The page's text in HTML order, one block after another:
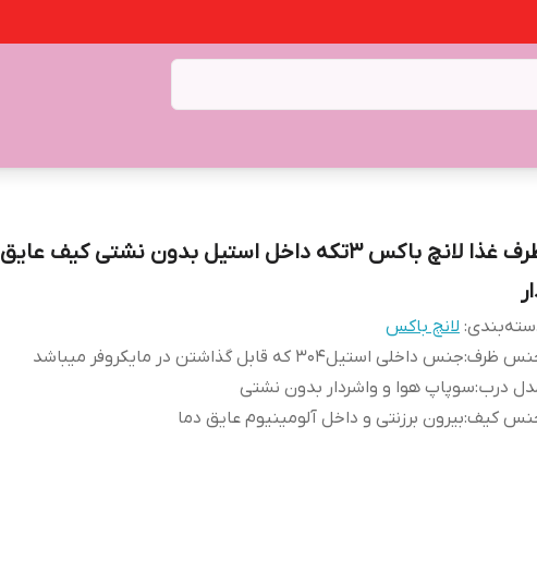
ظرف غذا لانچ باکس ۳تکه داخل استیل بدون نشتی کیف عایق
: لانچ باکس
ظرف:جنس داخلی استیل۳۰۴ که قابل گذاشتن در مایکروفر میباشد
درب:سوپاپ هوا و واشردار بدون نشتی
کیف:بیرون برزنتی و داخل آلومینیوم عایق دما